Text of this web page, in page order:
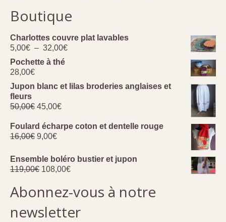
Boutique
Charlottes couvre plat lavables
5,00€ – 32,00€Plage
à
Pochette à thé
28,00€
Jupon blanc et lilas broderies anglaises et
fleurs
50,00€ Le
initial
était :
45,00€Le
actuel
Foulard écharpe coton et dentelle rouge
16,00€ Le
initial
était :
9,00€Le
actuel
est :
Ensemble boléro bustier et jupon
119,00€ Le
initial
était :
119,00€.
108,00€Le
actuel
est :
108,00€.
Abonnez-vous à notre
newsletter